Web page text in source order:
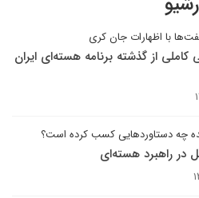
با اظهارات جان کری
کاملی از گذشته برنامه هسته‌ای ایران
چه دستاوردهایی کسب کرده است؟
در راهبرد هسته‌ای